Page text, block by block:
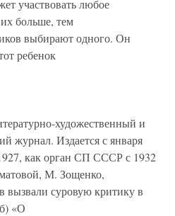
участвовать любое
больше, тем
выбирают одного. Он
ребенок
художественный и
журнал. Издается с января
как орган СП СССР с 1932
М. Зощенко,
вызвали суровую критику в
«О